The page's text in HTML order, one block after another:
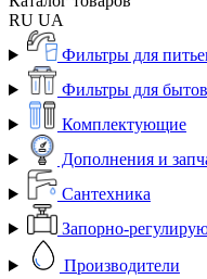
RU UA
Фильтры для
Фильтры для
Комплектующие
Дополнения и
Сантехника
Запорно-
Производители